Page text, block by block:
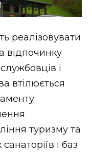
реалізовувати
відпочинку
і
втілюється
туризму та
і баз